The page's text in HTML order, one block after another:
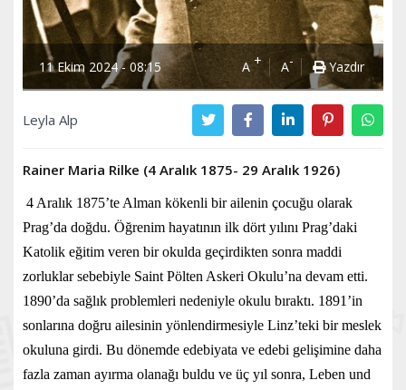
11 Ekim 2024 - 08:15 A + A- Yazdır
Leyla Alp
Rainer Maria Rilke (4 Aralık 1875- 29 Aralık 1926)
4 Aralık 1875’te Alman kökenli bir ailenin çocuğu olarak
Prag’da doğdu. Öğrenim hayatının ilk dört yılını Prag’daki
Katolik eğitim veren bir okulda geçirdikten sonra maddi
zorluklar sebebiyle Saint Pölten Askeri Okulu’na devam etti.
1890’da sağlık problemleri nedeniyle okulu bıraktı. 1891’in
sonlarına doğru ailesinin yönlendirmesiyle Linz’teki bir meslek
okuluna girdi. Bu dönemde edebiyata ve edebi gelişimine daha
fazla zaman ayırma olanağı buldu ve üç yıl sonra, Leben und